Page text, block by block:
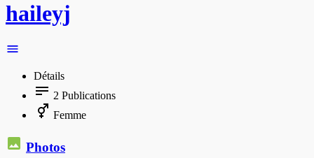
haileyj
Détails
2 Publications
Femme
Photos